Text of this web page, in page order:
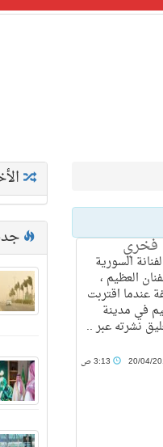
فخري
السورية
العظيم ،
عندما اقتربت
في مدينة
نشرته عبر ..
20/04/